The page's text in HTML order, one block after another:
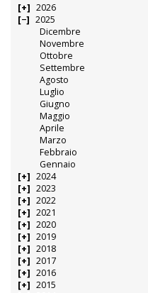
2026
2025
Dicembre
Novembre
Ottobre
Settembre
Agosto
Luglio
Giugno
Maggio
Aprile
Marzo
Febbraio
Gennaio
2024
2023
2022
2021
2020
2019
2018
2017
2016
2015